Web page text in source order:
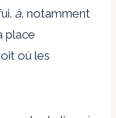
à, notamment
place
où les